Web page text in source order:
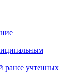
ранее учтенных